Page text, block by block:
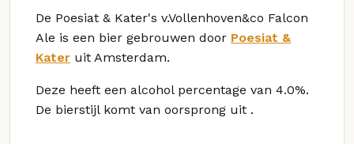
De Poesiat & Kater's v.Vollenhoven&co Falcon
Ale is een bier gebrouwen door Poesiat &
Kater uit Amsterdam.
Deze heeft een alcohol percentage van 4.0%.
De bierstijl komt van oorsprong uit .